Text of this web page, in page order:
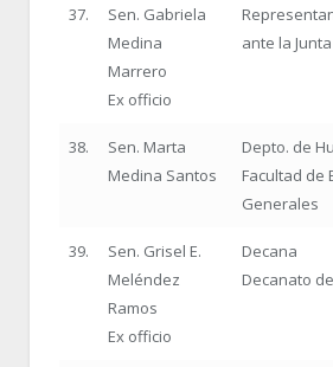
37.
Sen. Gabriela
Medina
Marrero
Ex officio
ante la
38.
Sen. Marta
Medina Santos
Depto. de
Facultad de
Generales
39.
Sen. Grisel E.
Meléndez
Ramos
Ex officio
Decana
Decanato